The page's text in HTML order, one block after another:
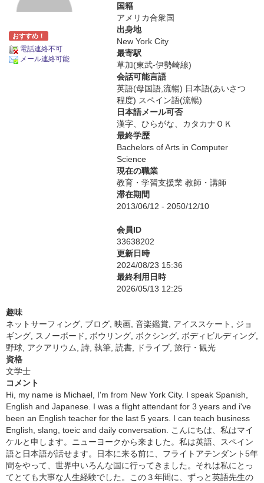
おすすめ！
電話連絡不可
メール連絡可能
国籍
アメリカ合衆国
出身地
New York City
最寄駅
草加(東武-伊勢崎線)
会話可能言語
英語(母国語,流暢) 日本語(あいさつ
程度) スペイン語(流暢)
日本語メール可否
漢字、ひらがな、カタカナＯＫ
最終学歴
Bachelors of Arts in Computer
Science
現在の職業
教育・学習支援業 教師・講師
滞在期間
2013/06/12 - 2050/12/10
会員ID
33638202
更新日時
2024/08/23 15:36
最終利用日時
2026/05/13 12:25
趣味
ネットサーフィング, ブログ, 映画, 音楽鑑賞, アイススケート, ジョ
ギング, スノーボード, ボウリング, ボクシング, ボディビルディング,
野球, アクアリウム, 詩, 執筆, 読書, ドライブ, 旅行・観光
資格
文学士
コメント
Hi, my name is Michael, I'm from New York City. I speak Spanish,
English and Japanese. I was a flight attendant for 3 years and i've
been an English teacher for the last 5 years. I can teach business
English, slang, toeic and daily conversation. こんにちは、私はマイ
ケルと申します。ニューヨークから来ました。私は英語、スペイン
語と日本語が話せます。日本に来る前に、フライトアテンダント5年
間をやって、世界中いろんな国に行ってきました。それは私にとっ
てとても大事な人生経験でした。この３年間に、ずっと英語先生の